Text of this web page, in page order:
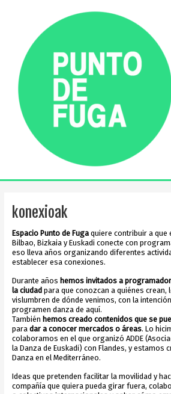
konexioak
Espacio Punto de Fugaquiere contribuir a que
Bilbao, Bizkaia y Euskadi conecte con
eso lleva años organizando diferentes
establecer esa conexiones.
Durante años hemos invitados a
la ciudad para que conozcan a quiénes crean,
vislumbren de dónde venimos, con la
programen danza de aquí.
También hemos creado contenidos que se
para dar a conocer mercados o áreas. Lo
colaboramos en el que organizó ADDE
la Danza de Euskadi) con Flandes, y estamos
Danza en el Mediterráneo.
Ideas que pretenden facilitar la movilidad y
compañía que quiera pueda girar fuera,